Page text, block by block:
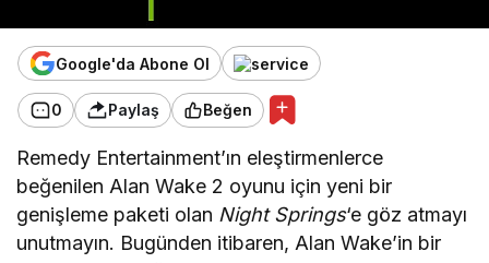
Google'da Abone Ol
0 Paylaş Beğen
Remedy Entertainment’ın eleştirmenlerce
beğenilen Alan Wake 2 oyunu için yeni bir
genişleme paketi olan Night Springs‘e göz atmayı
unutmayın. Bugünden itibaren, Alan Wake’in bir